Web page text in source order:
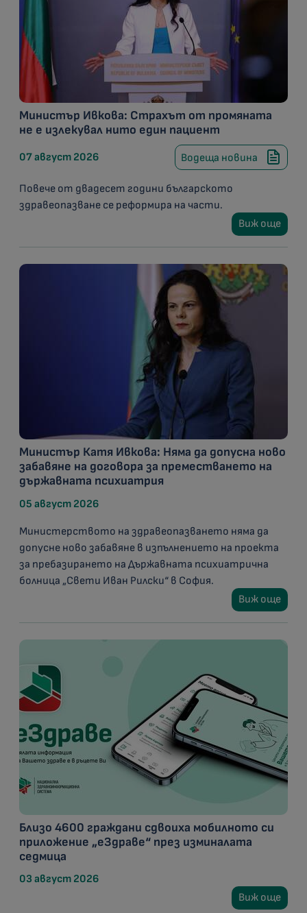
Министър Ивкова: Страхът от промяната
не е излекувал нито един пациент
07 август 2026 Водеща новина
Повече от двадесет години българското
здравеопазване се реформира на части.
Виж още
Министър Катя Ивкова: Няма да допусна ново
забавяне на договора за преместването на
държавната психиатрия
05 август 2026
Министерството на здравеопазването няма да
допусне ново забавяне в изпълнението на проекта
за пребазирането на Държавната психиатрична
болница „Свети Иван Рилски“ в София.
Виж още
Близо 4600 граждани сдвоиха мобилното си
приложение „еЗдраве“ през изминалата
седмица
03 август 2026
Виж още